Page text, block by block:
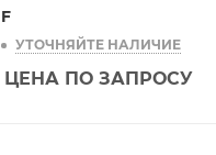
F
УТОЧНЯЙТЕ НАЛИЧИЕ
ЦЕНА ПО ЗАПРОСУ